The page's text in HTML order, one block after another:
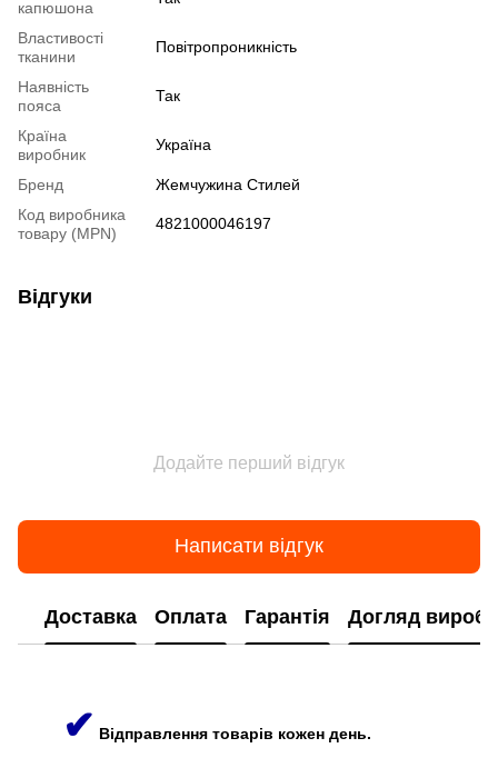
капюшона
Властивості
тканини
Повітропроникність
Наявність
пояса
Так
Країна
виробник
Україна
Бренд
Жемчужина Стилей
Код виробника
товару (MPN)
4821000046197
Відгуки
Додайте перший відгук
Написати відгук
Доставка Оплата Гарантія Догляд
✔ Відправлення товарів кожен день.